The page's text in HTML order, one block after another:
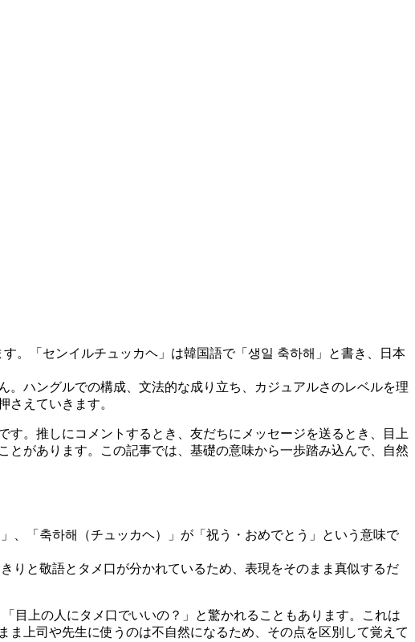
。「センイルチュッカヘ」は韓国語で「생일 축하해」と書き、日本
ハングルでの構成、文法的な成り立ち、カジュアルさのレベルを理
さえていきます。
。推しにコメントするとき、友だちにメッセージを送るとき、目上
があります。この記事では、基礎の意味から一歩踏み込んで、自然
、「축하해（チュッカヘ）」が「祝う・おめでとう」という意味で
りと敬語とタメ口が分かれているため、表現をそのまま真似するだ
目上の人にタメ口でいいの？」と驚かれることもあります。これは
上司や先生に使うのは不自然になるため、その点を区別して覚えて